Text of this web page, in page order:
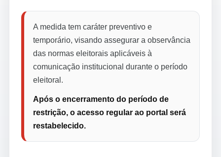
A medida tem caráter preventivo e
temporário, visando assegurar a observância
das normas eleitorais aplicáveis à
comunicação institucional durante o período
eleitoral.
Após o encerramento do período de
restrição, o acesso regular ao portal será
restabelecido.